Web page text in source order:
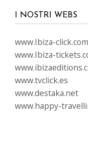
LINGUE
SEGUICI